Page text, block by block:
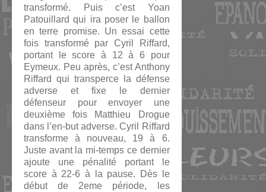
transformé. Puis c’est Yoan
Patouillard qui ira poser le ballon
en terre promise. Un essai cette
fois transformé par Cyril Riffard,
portant le score à 12 à 6 pour
Eymeux. Peu après, c’est Anthony
Riffard qui transperce la défense
adverse et fixe le dernier
défenseur pour envoyer une
deuxième fois Matthieu Drogue
dans l’en-but adverse. Cyril Riffard
transforme à nouveau, 19 à 6.
Juste avant la mi-temps ce dernier
ajoute une pénalité portant le
score à 22-6 à la pause. Dès le
début de 2eme période, les